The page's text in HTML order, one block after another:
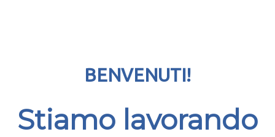
BENVENUTI!
Stiamo lavorando